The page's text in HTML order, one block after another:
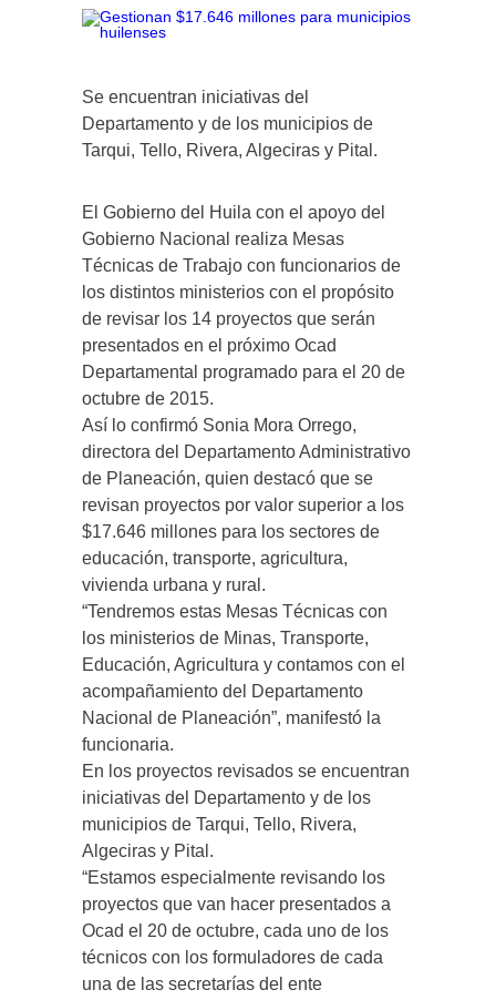
Se encuentran iniciativas del
Departamento y de los municipios de
Tarqui, Tello, Rivera, Algeciras y Pital.
El Gobierno del Huila con el apoyo del
Gobierno Nacional realiza Mesas
Técnicas de Trabajo con funcionarios de
los distintos ministerios con el propósito
de revisar los 14 proyectos que serán
presentados en el próximo Ocad
Departamental programado para el 20 de
octubre de 2015.
Así lo confirmó Sonia Mora Orrego,
directora del Departamento Administrativo
de Planeación, quien destacó que se
revisan proyectos por valor superior a los
$17.646 millones para los sectores de
educación, transporte, agricultura,
vivienda urbana y rural.
“Tendremos estas Mesas Técnicas con
los ministerios de Minas, Transporte,
Educación, Agricultura y contamos con el
acompañamiento del Departamento
Nacional de Planeación”, manifestó la
funcionaria.
En los proyectos revisados se encuentran
iniciativas del Departamento y de los
municipios de Tarqui, Tello, Rivera,
Algeciras y Pital.
“Estamos especialmente revisando los
proyectos que van hacer presentados a
Ocad el 20 de octubre, cada uno de los
técnicos con los formuladores de cada
una de las secretarías del ente